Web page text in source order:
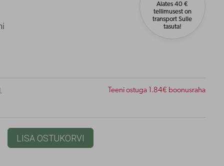
Alates 40 €
tellimusest on
transport Sulle
tasuta!
Teeni ostuga 1.84€ boonusraha
LISA OSTUKORVI